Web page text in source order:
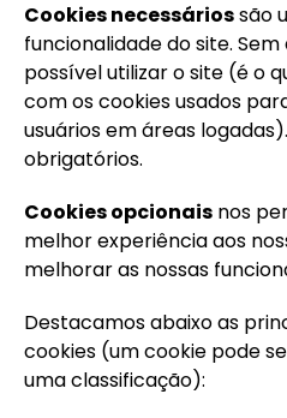
Cookies necessáriossão
funcionalidade do site.
possível utilizar o site (é o
com os cookies usados
usuários em áreas
obrigatórios.
Cookies opcionais nos
melhor experiência aos
melhorar as nossas
Destacamos abaixo as
cookies (um cookie pode
uma classificação):